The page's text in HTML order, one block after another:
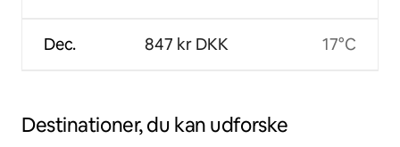
Dec. 847 kr DKK 17°C
Destinationer, du kan udforske